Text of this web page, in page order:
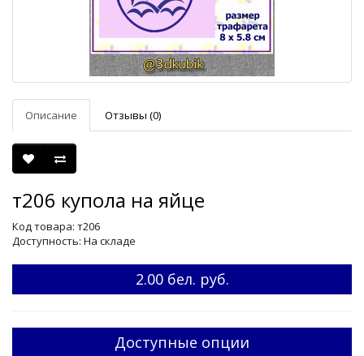
Описание Отзывы (0)
т206 купола на яйце
Код товара: т206
Доступность: На складе
2.00 бел. руб.
Доступные опции